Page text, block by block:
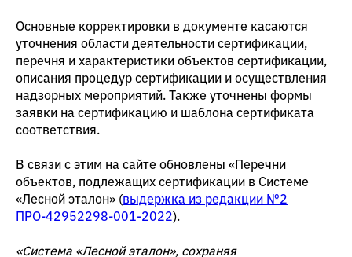
Основные корректировки в документе касаются
уточнения области деятельности сертификации,
перечня и характеристики объектов сертификации,
описания процедур сертификации и осуществления
надзорных мероприятий. Также уточнены формы
заявки на сертификацию и шаблона сертификата
соответствия.
В связи с этим на сайте обновлены «Перечни
объектов, подлежащих сертификации в Системе
«Лесной эталон» (выдержка из редакции №2
ПРО-42952298-001-2022).
«Система «Лесной эталон», сохраняя